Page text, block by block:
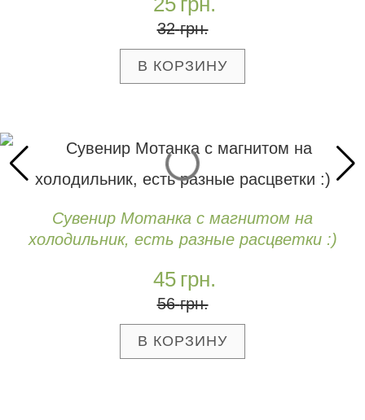
32 грн.
Сувенир Мотанка с магнитом на
холодильник, есть разные расцветки :)
45 грн.
56 грн.